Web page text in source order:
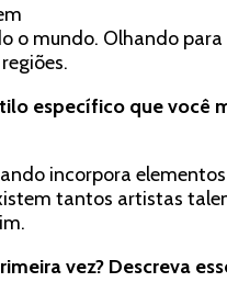
o mundo. Olhando
específico que você
incorpora
tantos artistas
vez? Descreva